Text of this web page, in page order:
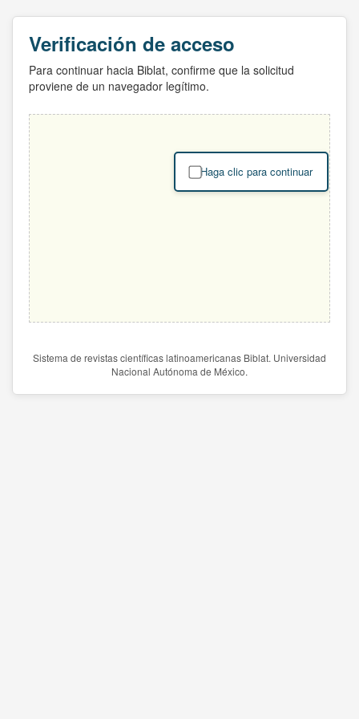
Verificación de acceso
Para continuar hacia Biblat, confirme que la solicitud
proviene de un navegador legítimo.
Haga clic para continuar
Sistema de revistas científicas latinoamericanas Biblat. Universidad
Nacional Autónoma de México.